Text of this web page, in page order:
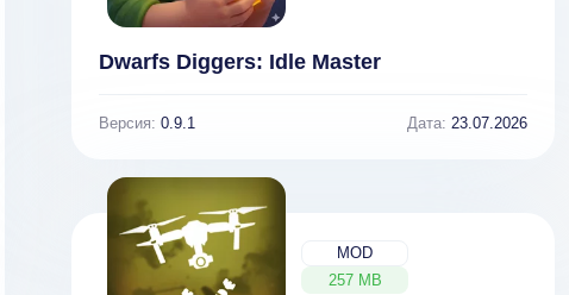
Dwarfs Diggers: Idle Master
Версия: 0.9.1 Дата: 23.07.2026
MOD
257 MB